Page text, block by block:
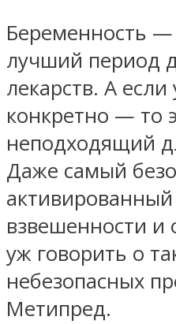
Беременность —
лучший период
лекарств. А
конкретно — то
неподходящий
Даже самый
активированный
взвешенности и
уж говорить о
небезопасных
Метипред.